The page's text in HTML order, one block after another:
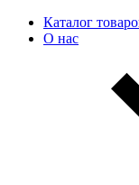
Каталог
О нас